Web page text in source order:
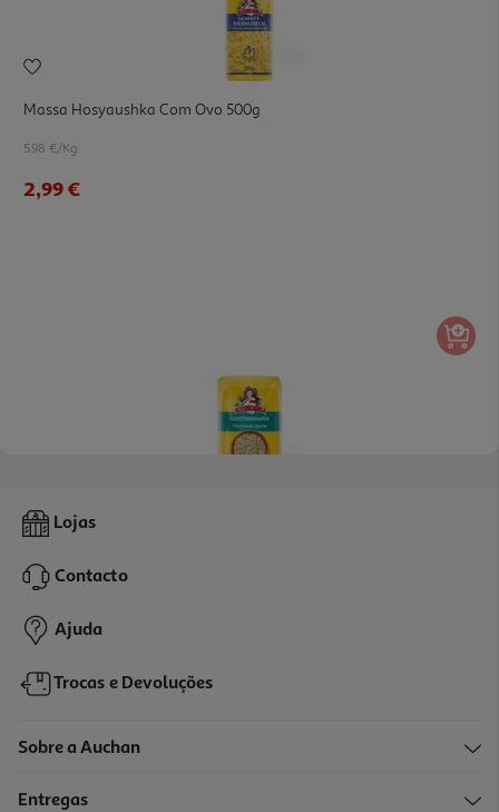
Massa Hosyaushka Com Ovo 500g
5.98 €/Kg
2,99 €
Cevada Hosyaushka Perlovaya 900g
1,99 €
Lojas
Contacto
Ajuda
Trocas e Devoluções
Sobre a Auchan
Entregas